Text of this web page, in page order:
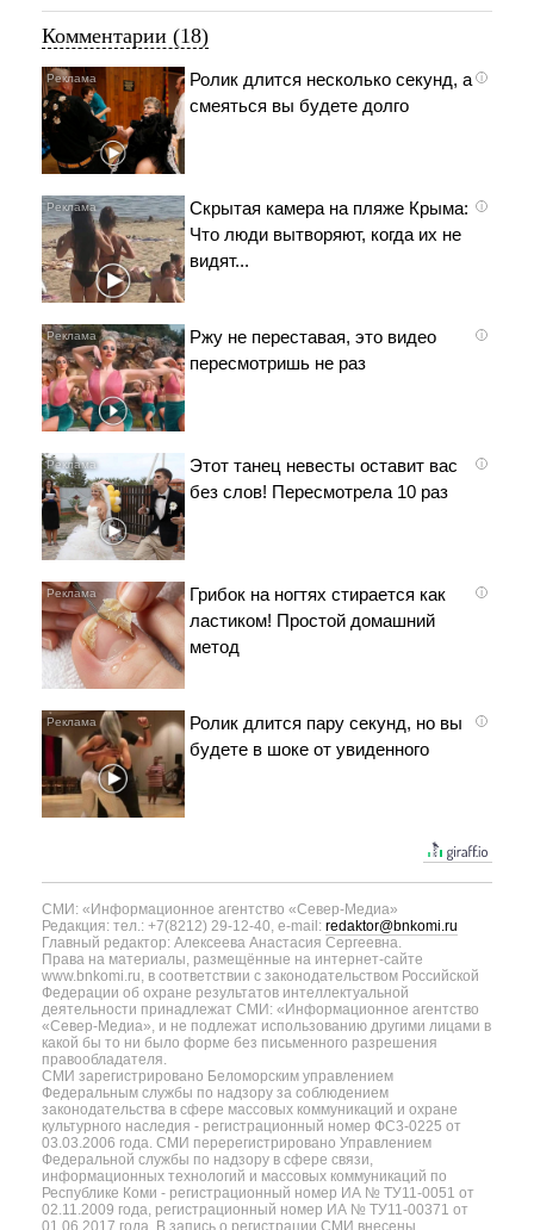
Комментарии (18)
i
Ролик длится несколько секунд, а
смеяться вы будете долго
i
Скрытая камера на пляже Крыма:
Что люди вытворяют, когда их не
видят...
i
Ржу не переставая, это видео
пересмотришь не раз
i
Этот танец невесты оставит вас
без слов! Пересмотрела 10 раз
i
Грибок на ногтях стирается как
ластиком! Простой домашний
метод
i
Ролик длится пару секунд, но вы
будете в шоке от увиденного
СМИ: «Информационное агентство «Север-Медиа»
Редакция: тел.: +7(8212) 29-12-40, e-mail: redaktor@bnkomi.ru
Главный редактор: Алексеева Анастасия Сергеевна.
Права на материалы, размещённые на интернет-сайте
www.bnkomi.ru, в соответствии с законодательством Российской
Федерации об охране результатов интеллектуальной
деятельности принадлежат СМИ: «Информационное агентство
«Север-Медиа», и не подлежат использованию другими лицами в
какой бы то ни было форме без письменного разрешения
правообладателя.
СМИ зарегистрировано Беломорским управлением
Федеральным службы по надзору за соблюдением
законодательства в сфере массовых коммуникаций и охране
культурного наследия - регистрационный номер ФС3-0225 от
03.03.2006 года. СМИ перерегистрировано Управлением
Федеральной службы по надзору в сфере связи,
информационных технологий и массовых коммуникаций по
Республике Коми - регистрационный номер ИА № ТУ11-0051 от
02.11.2009 года, регистрационный номер ИА № ТУ11-00371 от
01.06.2017 года. В запись о регистрации СМИ внесены